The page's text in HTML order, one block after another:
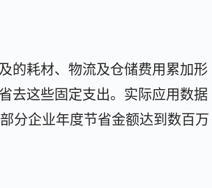
的耗材、物流及仓储费用累加形
去这些固定支出。实际应用数据
分企业年度节省金额达到数百万